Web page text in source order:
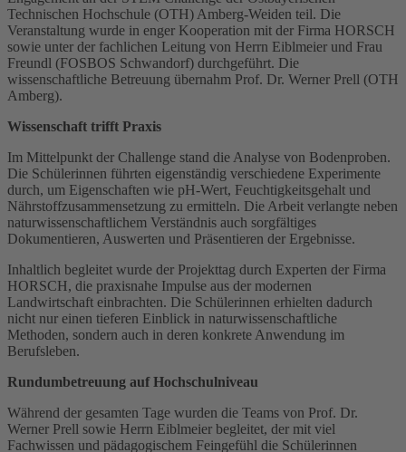
Technischen Hochschule (OTH) Amberg-Weiden teil. Die
Veranstaltung wurde in enger Kooperation mit der Firma HORSCH
sowie unter der fachlichen Leitung von Herrn Eiblmeier und Frau
Freundl (FOSBOS Schwandorf) durchgeführt. Die
wissenschaftliche Betreuung übernahm Prof. Dr. Werner Prell (OTH
Amberg).
Wissenschaft trifft Praxis
Im Mittelpunkt der Challenge stand die Analyse von Bodenproben.
Die Schülerinnen führten eigenständig verschiedene Experimente
durch, um Eigenschaften wie pH-Wert, Feuchtigkeitsgehalt und
Nährstoffzusammensetzung zu ermitteln. Die Arbeit verlangte neben
naturwissenschaftlichem Verständnis auch sorgfältiges
Dokumentieren, Auswerten und Präsentieren der Ergebnisse.
Inhaltlich begleitet wurde der Projekttag durch Experten der Firma
HORSCH, die praxisnahe Impulse aus der modernen
Landwirtschaft einbrachten. Die Schülerinnen erhielten dadurch
nicht nur einen tieferen Einblick in naturwissenschaftliche
Methoden, sondern auch in deren konkrete Anwendung im
Berufsleben.
Rundumbetreuung auf Hochschulniveau
Während der gesamten Tage wurden die Teams von Prof. Dr.
Werner Prell sowie Herrn Eiblmeier begleitet, der mit viel
Fachwissen und pädagogischem Feingefühl die Schülerinnen